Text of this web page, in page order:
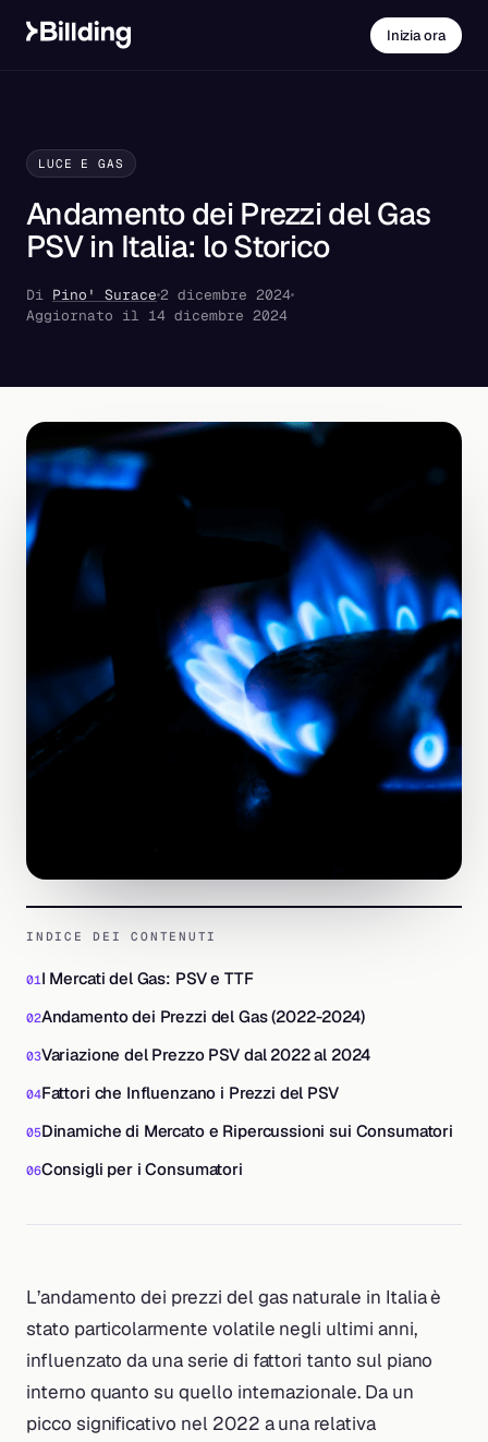
Inizia ora
LUCE E GAS
Andamento dei Prezzi del Gas
PSV in Italia: lo Storico
Di Pino' Surace 2 dicembre 2024
Aggiornato il 14 dicembre 2024
INDICE DEI CONTENUTI
I Mercati del Gas: PSV e TTF
Andamento dei Prezzi del Gas (2022-2024)
Variazione del Prezzo PSV dal 2022 al 2024
Fattori che Influenzano i Prezzi del PSV
Dinamiche di Mercato e Ripercussioni sui Consumatori
Consigli per i Consumatori
L’andamento dei prezzi del gas naturale in Italia è
stato particolarmente volatile negli ultimi anni,
influenzato da una serie di fattori tanto sul piano
interno quanto su quello internazionale. Da un
picco significativo nel 2022 a una relativa